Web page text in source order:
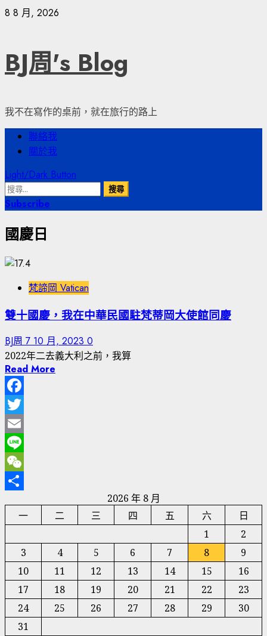
Skip
8 8 月, 2026
BJ周's Blog
我不在寫作的桌前，就在旅行的路上
Primary
Menu
聯絡我
關於我
Light/Dark Button
搜
尋
鍵
Subscribe
國慶日
梵諦岡 Vatican
雙十國慶，我在中華民國駐梵蒂岡大使館同慶
BJ周 7 10 月, 2023 0
2022年二去義大利之前，我算
Read More
Facebook
Twitter
Email
Line
WeChat
2026 年 8 月
一
二 三 四 五 六
日
1
2
3
4 5 6 7 8
9
10
11 12 13 14 15
16
17
18 19 20 21 22
23
24
25 26 27 28 29
30
31